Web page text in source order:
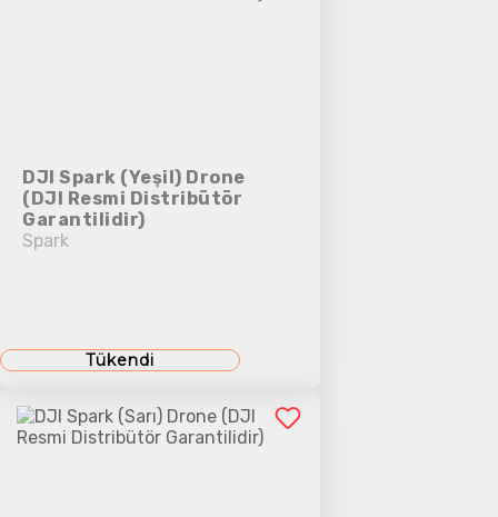
DJI Spark (Yeşil) Drone
(DJI Resmi Distribütör
Garantilidir)
Spark
Tükendi